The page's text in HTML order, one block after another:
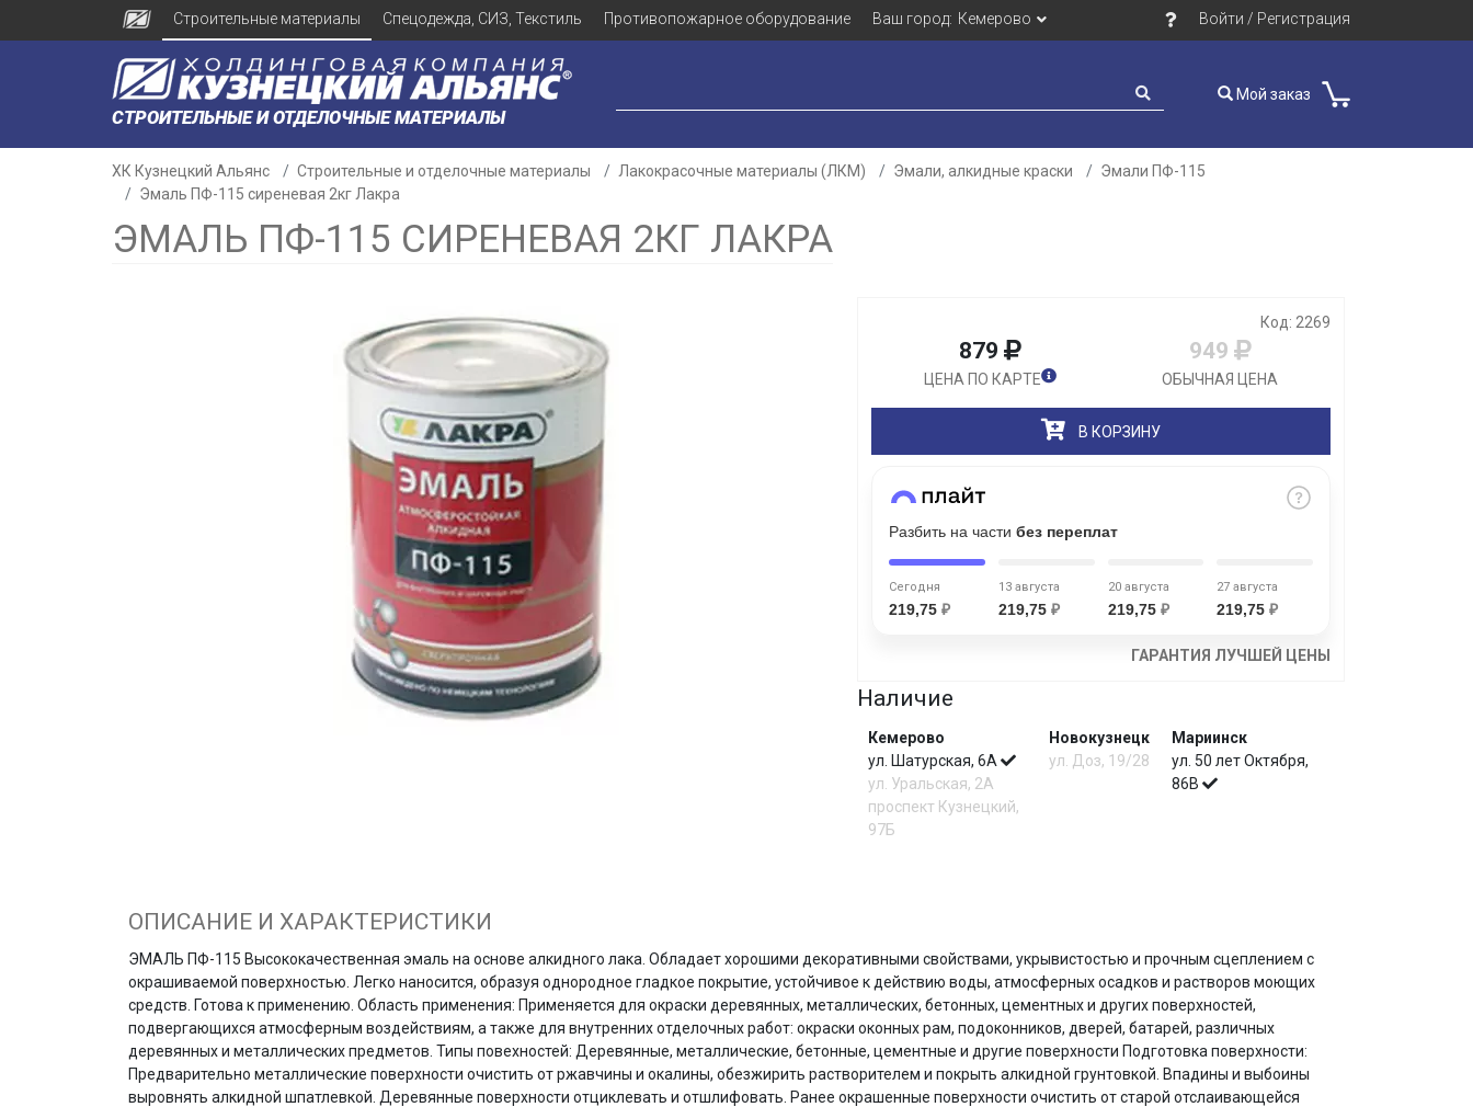
Строительные материалы Спецодежда, СИЗ, Текстиль Противопожарное оборудование Ваш город: Кемерово Войти / Регистрация
СТРОИТЕЛЬНЫЕ И ОТДЕЛОЧНЫЕ МАТЕРИАЛЫ
Мой заказ
ХК Кузнецкий Альянс Строительные и отделочные материалы Лакокрасочные материалы (ЛКМ) Эмали, алкидные краски
Эмали ПФ-115
Эмаль ПФ-115 сиреневая 2кг Лакра
ЭМАЛЬ ПФ-115 СИРЕНЕВАЯ 2КГ ЛАКРА
Код: 2269
879
ЦЕНА ПО КАРТЕ
949
ОБЫЧНАЯ ЦЕНА
В КОРЗИНУ
Разбить на части без переплат
Сегодня
219,75 ₽
13 августа
219,75 ₽
20 августа
219,75 ₽
27 августа
219,75₽
ГАРАНТИЯ ЛУЧШЕЙ ЦЕНЫ
Наличие
Кемерово
ул. Шатурская, 6А
ул. Уральская, 2А
проспект Кузнецкий,
97Б
Новокузнецк
ул. Доз, 19/28
Мариинск
ул. 50 лет Октября,
86В
ОПИСАНИЕ И ХАРАКТЕРИСТИКИ
ЭМАЛЬ ПФ-115 Высококачественная эмаль на основе алкидного лака. Обладает хорошими декоративными свойствами, укрывистостью и прочным сцеплением с
окрашиваемой поверхностью. Легко наносится, образуя однородное гладкое покрытие, устойчивое к действию воды, атмосферных осадков и растворов моющих
средств. Готова к применению. Область применения: Применяется для окраски деревянных, металлических, бетонных, цементных и других поверхностей,
подвергающихся атмосферным воздействиям, а также для внутренних отделочных работ: окраски оконных рам, подоконников, дверей, батарей, различных
деревянных и металлических предметов. Типы повехностей: Деревянные, металлические, бетонные, цементные и другие поверхности Подготовка поверхности:
Предварительно металлические поверхности очистить от ржавчины и окалины, обезжирить растворителем и покрыть алкидной грунтовкой. Впадины и выбоины
выровнять алкидной шпатлевкой. Деревянные поверхности отциклевать и отшлифовать. Ранее окрашенные поверхности очистить от старой отслаивающейся
Разбейтеоплату
на части
График платежей
Сегодня
25%
Оставшиеся 75% будутсписываться
с вашей картыпо25%каждые 2 недели